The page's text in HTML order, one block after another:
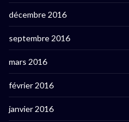
décembre 2016
septembre 2016
mars 2016
février 2016
janvier 2016